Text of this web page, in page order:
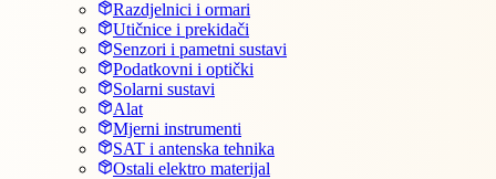
Razdjelnici i ormari
Utičnice i prekidači
Senzori i pametni sustavi
Podatkovni i optički
Solarni sustavi
Alat
Mjerni instrumenti
SAT i antenska tehnika
Ostali elektro materijal